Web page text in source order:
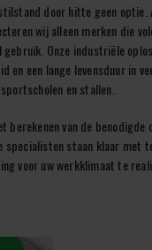
door hitte geen
wij alleen merken die
Onze industriële
en een lange levensduur in
en stallen.
berekenen van de benodigde
staan klaar met
voor uw werkklimaat te